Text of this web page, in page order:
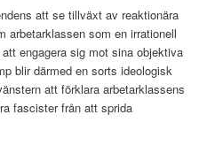
att se tillväxt av reaktionära
arbetarklassen som en irrationell
engagera sig mot sina objektiva
blir därmed en sorts ideologisk
att förklara arbetarklassens
fascister från att sprida